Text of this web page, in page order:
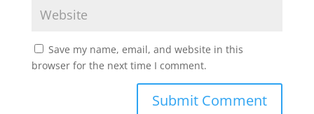
Save my name, email, and website in this
browser for the next time I comment.